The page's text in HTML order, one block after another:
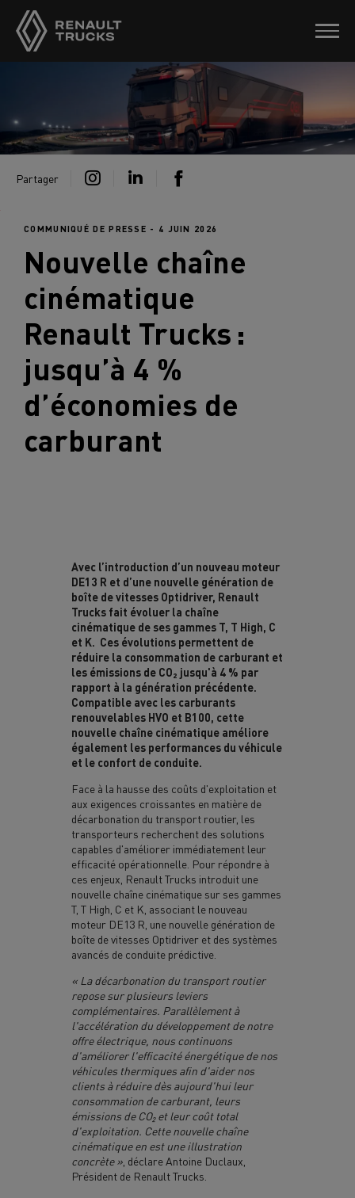
Partager
COMMUNIQUÉ DE PRESSE - 4 JUIN 2026
Nouvelle chaîne
cinématique
Renault Trucks :
jusqu’à 4 %
d’économies de
carburant
Avec l’introduction d’un nouveau moteur
DE13 R et d’une nouvelle génération de
boîte de vitesses Optidriver, Renault
Trucks fait évoluer la chaîne
cinématique de ses gammes T, T High, C
et K. Ces évolutions permettent de
réduire la consommation de carburant et
les émissions de CO₂ jusqu'à 4 % par
rapport à la génération précédente.
Compatible avec les carburants
renouvelables HVO et B100, cette
nouvelle chaîne cinématique améliore
également les performances du véhicule
et le confort de conduite.
Face à la hausse des coûts d'exploitation et
aux exigences croissantes en matière de
décarbonation du transport routier, les
transporteurs recherchent des solutions
capables d'améliorer immédiatement leur
efficacité opérationnelle. Pour répondre à
ces enjeux, Renault Trucks introduit une
nouvelle chaîne cinématique sur ses gammes
T, T High, C et K, associant le nouveau
moteur DE13 R, une nouvelle génération de
boîte de vitesses Optidriver et des systèmes
avancés de conduite prédictive.
« La décarbonation du transport routier
repose sur plusieurs leviers
complémentaires. Parallèlement à
l'accélération du développement de notre
offre électrique, nous continuons
d'améliorer l'efficacité énergétique de nos
véhicules thermiques afin d'aider nos
clients à réduire dès aujourd'hui leur
consommation de carburant, leurs
émissions de CO₂ et leur coût total
d'exploitation. Cette nouvelle chaîne
cinématique en est une illustration
concrète » , déclare Antoine Duclaux,
Président de Renault Trucks.